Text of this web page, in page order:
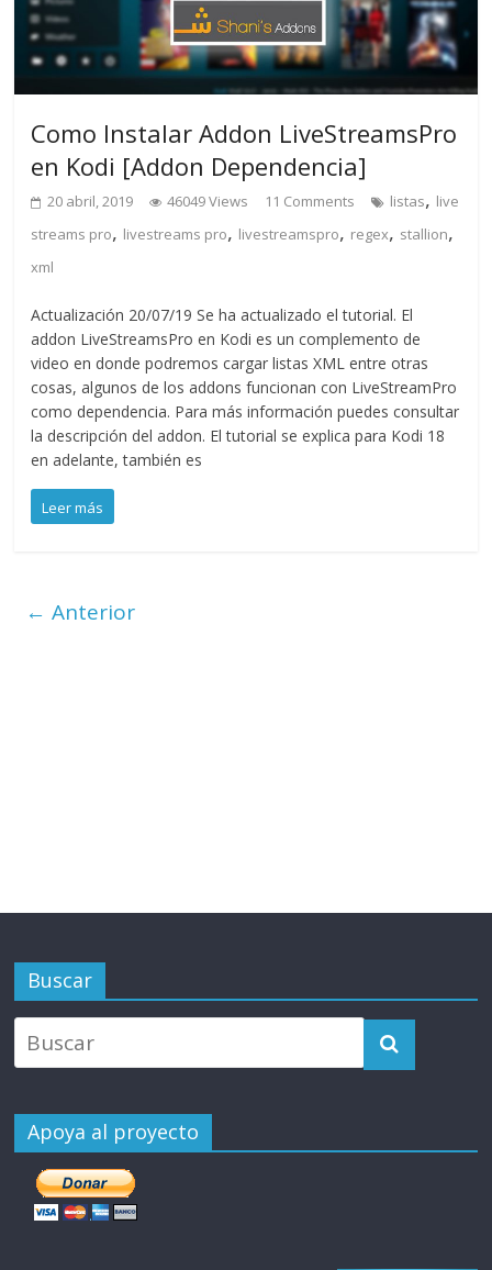
Como Instalar Addon LiveStreamsPro
en Kodi [Addon Dependencia]
20 abril, 2019 46049 Views 11 Comments listas, live
streams pro, livestreams pro, livestreamspro, regex, stallion,
xml
Actualización 20/07/19 Se ha actualizado el tutorial. El
addon LiveStreamsPro en Kodi es un complemento de
video en donde podremos cargar listas XML entre otras
cosas, algunos de los addons funcionan con LiveStreamPro
como dependencia. Para más información puedes consultar
la descripción del addon. El tutorial se explica para Kodi 18
en adelante, también es
Leer más
← Anterior
Buscar
Apoya al proyecto